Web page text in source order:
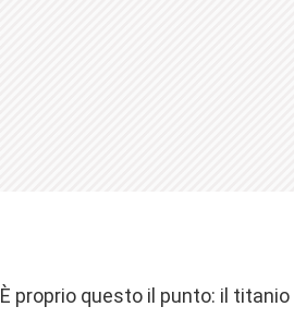
È proprio questo il punto: il